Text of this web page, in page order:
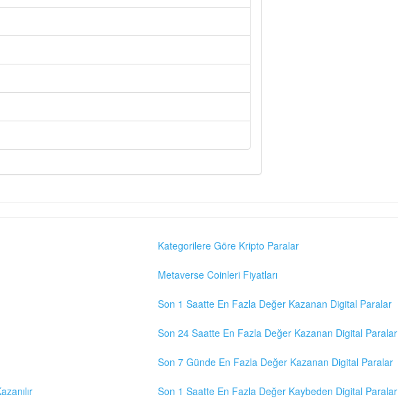
Kategorilere Göre Kripto Paralar
Metaverse Coinleri Fiyatları
Son 1 Saatte En Fazla Değer Kazanan Digital Paralar
Son 24 Saatte En Fazla Değer Kazanan Digital Paralar
Son 7 Günde En Fazla Değer Kazanan Digital Paralar
Son 1 Saatte En Fazla Değer Kaybeden Digital Paralar